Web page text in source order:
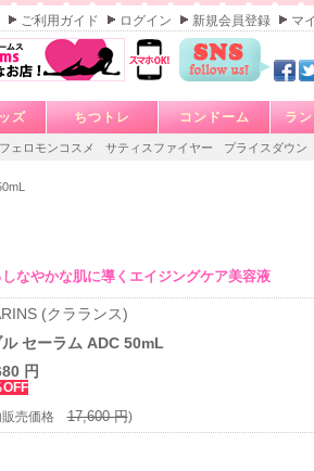
ご利用ガイド ログイン 新規会員登録 マ
ズ ちつトレ コンドーム ラ
フェロモンコスメ サティスファイヤー プライスダウン
なやかな肌に導くエイジングケア美容液
(クラランス)
ル セーラム ADC 50mL
円
販売価格17,600 円)